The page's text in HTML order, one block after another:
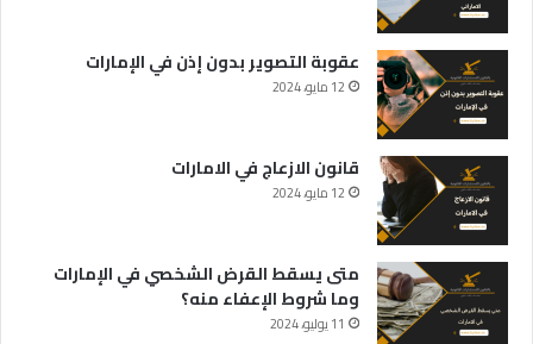
عقوبة التصوير بدون إذن في الإمارات
12 مايو، 2024
قانون الازعاج في الامارات
12 مايو، 2024
متى يسقط القرض الشخصي في الإمارات
وما شروط الإعفاء منه؟
11 يوليو، 2024